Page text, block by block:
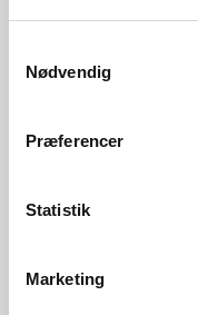
Nødvendig
Præferencer
Statistik
Marketing
Sort